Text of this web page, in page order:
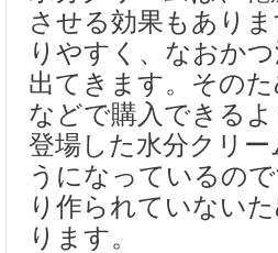
させる効果もあり
りやすく、なおか
出てきます。その
などで購入できる
登場した水分クリ
うになっているの
り作られていない
ります。